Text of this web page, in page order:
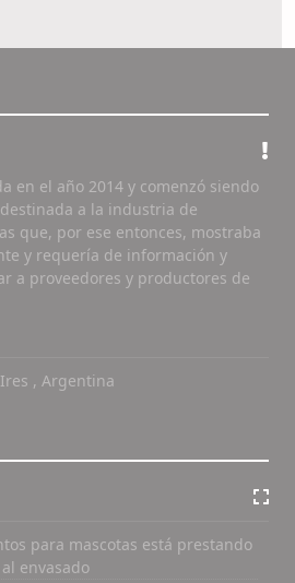
en el año 2014 y comenzó siendo
a la industria de
que, por ese entonces, mostraba
y requería de información y
a proveedores y productores de
, Argentina
para mascotas está prestando
envasado